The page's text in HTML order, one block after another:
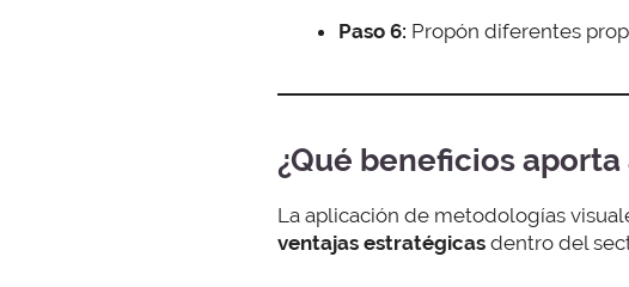
Paso 6: Propón diferentes
¿Qué beneficios aporta
La aplicación de metodologías
ventajas estratégicas dentro del